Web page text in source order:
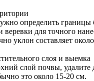
определить
веревки для точного
уклон составляет
слоя и выемка
слой почвы,
это около 15-20 см.